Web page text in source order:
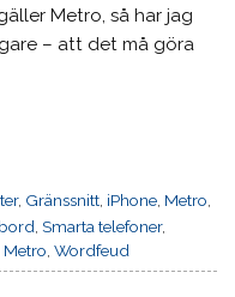
Metro, så har jag
– att det må göra
, Gränssnitt iPhone Metro
,Smarta telefoner,
,Wordfeud